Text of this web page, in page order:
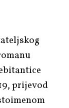
prijevod